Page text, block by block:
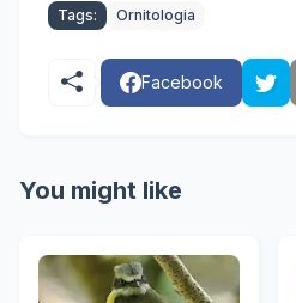
Tags: Ornitologia
Facebook
You might like